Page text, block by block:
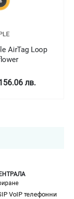
AirTag Loop
лв.
VoIP телефонни